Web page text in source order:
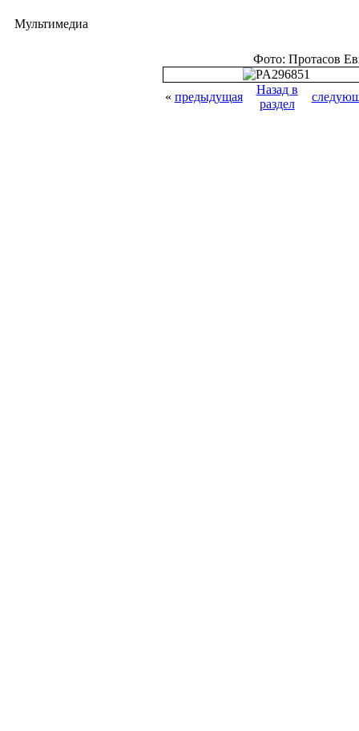
Мультимедиа
Фото: Протасов
« предыдущая
Назад в
раздел